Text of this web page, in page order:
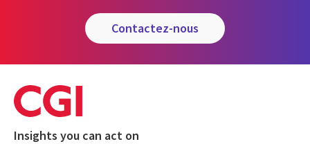
contactez-nous
Insights you can act on